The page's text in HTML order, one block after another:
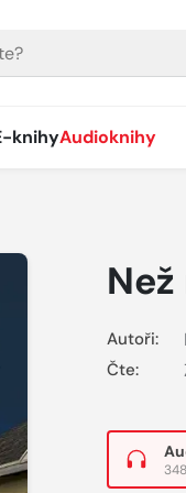
knihyAudioknihy
Autoři:
Čte: